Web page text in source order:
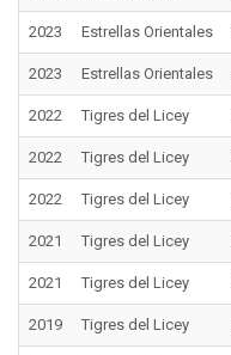
2023 Estrellas Orientales
2023 Estrellas Orientales
2022 Tigres del Licey
2022 Tigres del Licey
2022 Tigres del Licey
2021 Tigres del Licey
2021 Tigres del Licey
2019 Tigres del Licey